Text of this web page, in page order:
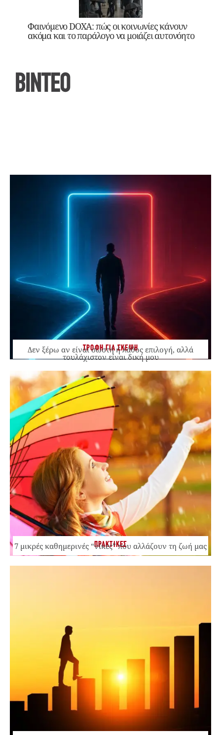
Φαινόμενο DOXA: πώς οι κοινωνίες κάνουν
ακόμα και το παράλογο να μοιάζει αυτονόητο
ΒΙΝΤΕΟ
ΤΡΟΦΗ ΓΙΑ ΣΚΕΨΗ
Δεν ξέρω αν είναι σωστή ή λάθος επιλογή, αλλά
τουλάχιστον είναι δική μου
ΠΡΑΚΤΙΚΕΣ
7 μικρές καθημερινές “νίκες” που αλλάζουν τη ζωή μας